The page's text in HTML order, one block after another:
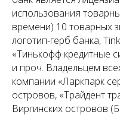
использования
времени) 10 товарных
логотип-герб банка,
«Тинькофф кредитные
и проч. Владельцем
компании «Ларкпарк
островов, «Трайдент
Виргинских островов